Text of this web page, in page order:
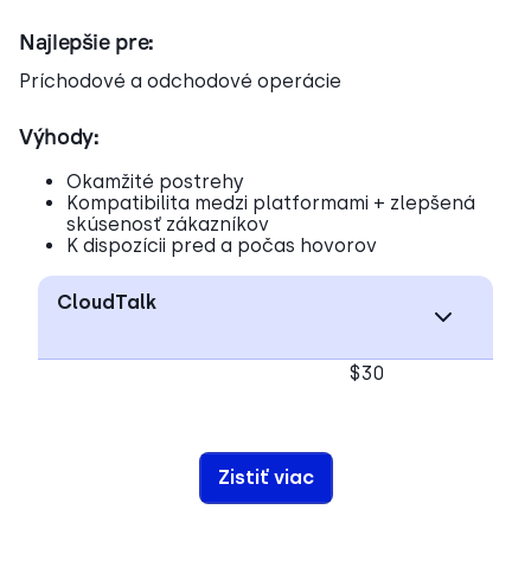
Najlepšie pre:
Príchodové a odchodové operácie
Výhody:
Okamžité postrehy
Kompatibilita medzi platformami + zlepšená
skúsenosť zákazníkov
K dispozícii pred a počas hovorov
CloudTalk
$30
Zistiť viac